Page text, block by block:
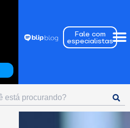
Fale com
especialistas